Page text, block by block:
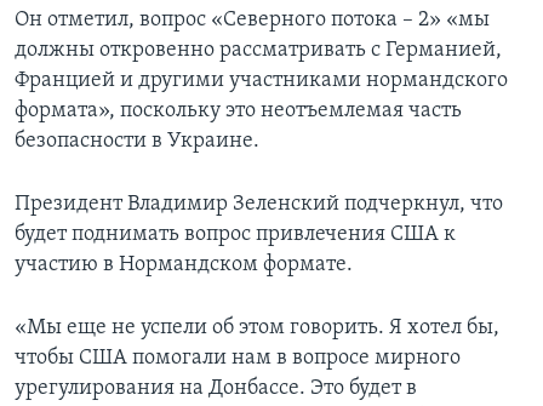
Он отметил, вопрос «Северного потока – 2» «мы
должны откровенно рассматривать с Германией,
Францией и другими участниками нормандского
формата», поскольку это неотъемлемая часть
безопасности в Украине.
Президент Владимир Зеленский подчеркнул, что
будет поднимать вопрос привлечения США к
участию в Нормандском формате.
«Мы еще не успели об этом говорить. Я хотел бы,
чтобы США помогали нам в вопросе мирного
урегулирования на Донбассе. Это будет в